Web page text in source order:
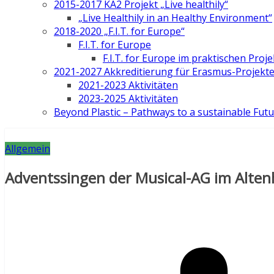
2015-2017 KA2 Projekt „Live healthily“
„Live Healthily in an Healthy Environment“
2018-2020 „F.I.T. for Europe“
F.I.T. for Europe
F.I.T. for Europe im praktischen
2021-2027 Akkreditierung für Erasmus-Projekte
2021-2023 Aktivitäten
2023-2025 Aktivitäten
Beyond Plastic – Pathways to a sustainable
Allgemein
Adventssingen der Musical-AG im